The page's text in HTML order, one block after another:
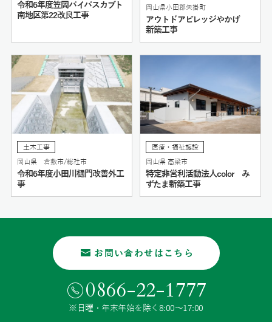
令和6年度笠岡バイパスカブト
南地区第22改良工事
岡山県小田郡矢掛町
アウトドアビレッジやかげ
新築工事
土木工事
岡山県 倉敷市/総社市
令和6年度小田川樋門改善外工
事
医療・福祉施設
岡山県 高梁市
特定非営利活動法人color み
ずたま新築工事
お問い合わせはこちら
0866-22-1777
※日曜・年末年始を除く8:00〜17:00